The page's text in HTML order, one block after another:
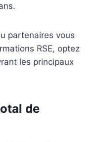
partenaires vous
RSE, optez
les principaux
de